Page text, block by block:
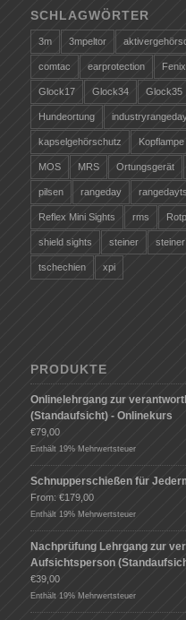
SCHLAGWÖRTER
3m 3mpeltor
comtac earprotection Fenix
Glock17 Glock34 Glock35
Hundeortung
kapselgehörschutz Kopflampe
MOS MRS Ortungsgerät
pilsen rangeday
Reflex Mini Sights rms
shield sights steiner
tschechien xpi
PRODUKTE
Onlinelehrgang zur
(Standaufsicht) - Onlinekurs
€79,00
Enthält 19% Mehrwertsteuer
Schnupperschießen für
From: €179,00
Enthält 19% Mehrwertsteuer
Nachprüfung Lehrgang zur
Aufsichtsperson
€39,00
Enthält 19% Mehrwertsteuer